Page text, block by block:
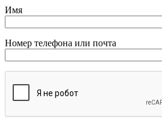
Имя
Номер телефона или почта